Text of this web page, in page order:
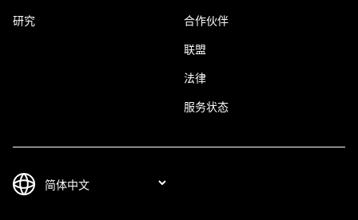
研究 合作伙伴
联盟
法律
服务状态